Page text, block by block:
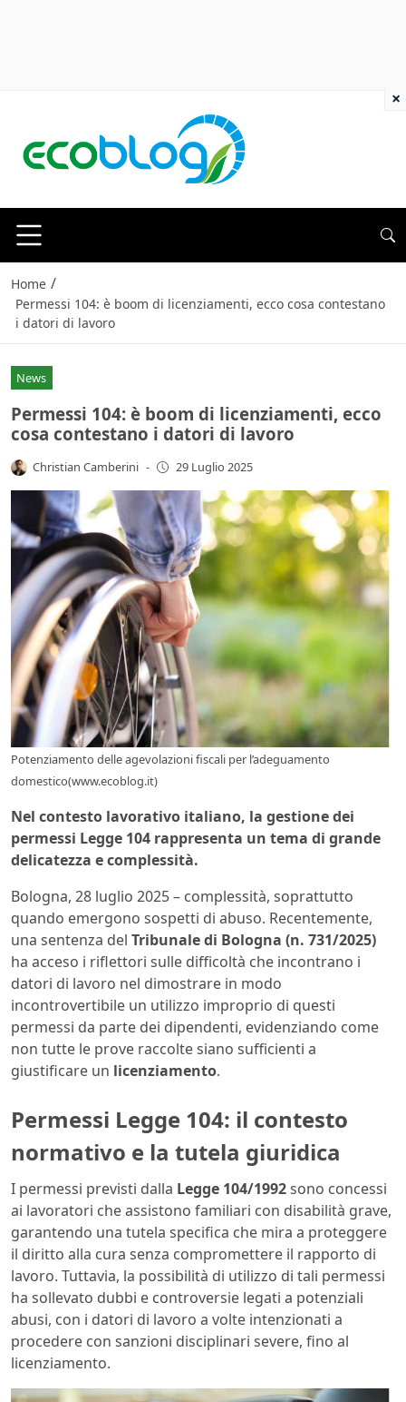
Home /
Permessi 104: è boom di licenziamenti, ecco cosa contestano
i datori di lavoro
News
Permessi 104: è boom di licenziamenti, ecco
cosa contestano i datori di lavoro
Christian Camberini - 29 Luglio 2025
Potenziamento delle agevolazioni fiscali per l’adeguamento
domestico(www.ecoblog.it)
Nel contesto lavorativo italiano, la gestione dei
permessi Legge 104 rappresenta un tema di grande
delicatezza e complessità.
Bologna, 28 luglio 2025 – complessità, soprattutto
quando emergono sospetti di abuso. Recentemente,
una sentenza del Tribunale di Bologna (n. 731/2025)
ha acceso i riflettori sulle difficoltà che incontrano i
datori di lavoro nel dimostrare in modo
incontrovertibile un utilizzo improprio di questi
permessi da parte dei dipendenti, evidenziando come
non tutte le prove raccolte siano sufficienti a
giustificare un licenziamento.
Permessi Legge 104: il contesto
normativo e la tutela giuridica
I permessi previsti dalla Legge 104/1992sono concessi
ai lavoratori che assistono familiari con disabilità grave,
garantendo una tutela specifica che mira a proteggere
il diritto alla cura senza compromettere il rapporto di
lavoro. Tuttavia, la possibilità di utilizzo di tali permessi
ha sollevato dubbi e controversie legati a potenziali
abusi, con i datori di lavoro a volte intenzionati a
procedere con sanzioni disciplinari severe, fino al
licenziamento.
×